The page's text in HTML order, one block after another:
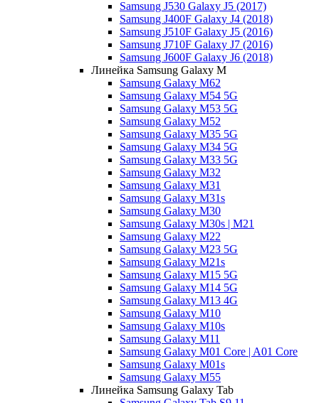
Samsung J530 Galaxy J5 (2017)
Samsung J400F Galaxy J4 (2018)
Samsung J510F Galaxy J5 (2016)
Samsung J710F Galaxy J7 (2016)
Samsung J600F Galaxy J6 (2018)
Линейка Samsung Galaxy M
Samsung Galaxy M62
Samsung Galaxy M54 5G
Samsung Galaxy M53 5G
Samsung Galaxy M52
Samsung Galaxy M35 5G
Samsung Galaxy M34 5G
Samsung Galaxy M33 5G
Samsung Galaxy M32
Samsung Galaxy M31
Samsung Galaxy M31s
Samsung Galaxy M30
Samsung Galaxy M30s | M21
Samsung Galaxy M22
Samsung Galaxy M23 5G
Samsung Galaxy M21s
Samsung Galaxy M15 5G
Samsung Galaxy M14 5G
Samsung Galaxy M13 4G
Samsung Galaxy M10
Samsung Galaxy M10s
Samsung Galaxy M11
Samsung Galaxy M01 Core | A01 Core
Samsung Galaxy M01s
Samsung Galaxy M55
Линейка Samsung Galaxy Tab